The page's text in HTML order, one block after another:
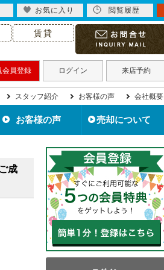
賃貸
会員登録 ログイン 来店予約
スタッフ紹介 お客様の声 会社概要
お客様の声 売却について
北九州市の不動産売却
離婚で不動産売却
相続で不動産売却
住み替えで不動産売却
空き家を売却
住宅ローン滞納で売却
不動産買取について
売却事例
無料売却査定
成
お気に入り 閲覧履歴